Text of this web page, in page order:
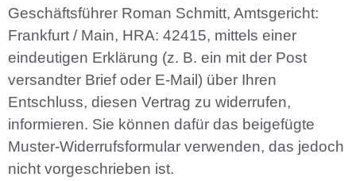
Geschäftsführer Roman Schmitt, Amtsgericht:
Frankfurt / Main, HRA: 42415, mittels einer
eindeutigen Erklärung (z. B. ein mit der Post
versandter Brief oder E-Mail) über Ihren
Entschluss, diesen Vertrag zu widerrufen,
informieren. Sie können dafür das beigefügte
Muster-Widerrufsformular verwenden, das jedoch
nicht vorgeschrieben ist.